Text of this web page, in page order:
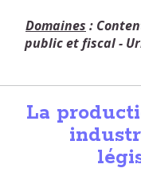
Domaines :
public et fiscal -
La